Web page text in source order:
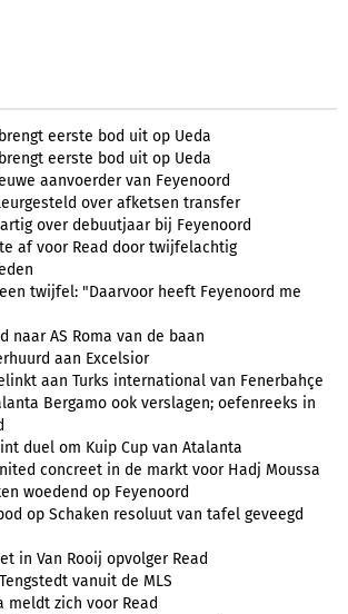
eerste bod uit op Ueda
eerste bod uit op Ueda
aanvoerder van Feyenoord
over afketsen transfer
over debuutjaar bij Feyenoord
af voor Read door twijfelachtig
twijfel: "Daarvoor heeft Feyenoord me
naar AS Roma van de baan
aan Excelsior
aan Turks international van Fenerbahçe
Bergamo ook verslagen; oefenreeks in
duel om Kuip Cup van Atalanta
concreet in de markt voor Hadj Moussa
woedend op Feyenoord
op Schaken resoluut van tafel geveegd
in Van Rooij opvolger Read
vanuit de MLS
meldt zich voor Read